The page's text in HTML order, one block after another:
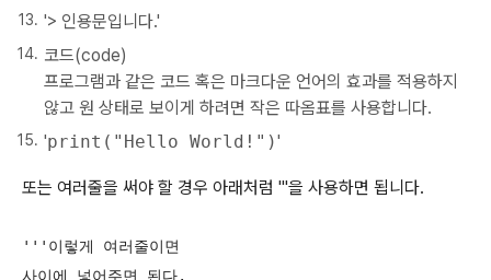
'> 인용문입니다.'
코드(code)
프로그램과 같은 코드 혹은 마크다운 언어의 효과를 적용하지
않고 원 상태로 보이게 하려면 작은 따옴표를 사용합니다.
'print("Hello World!")'
또는 여러줄을 써야 할 경우 아래처럼 '''을 사용하면 됩니다.
'''이렇게 여러줄이면
사이에 넣어주면 된다.